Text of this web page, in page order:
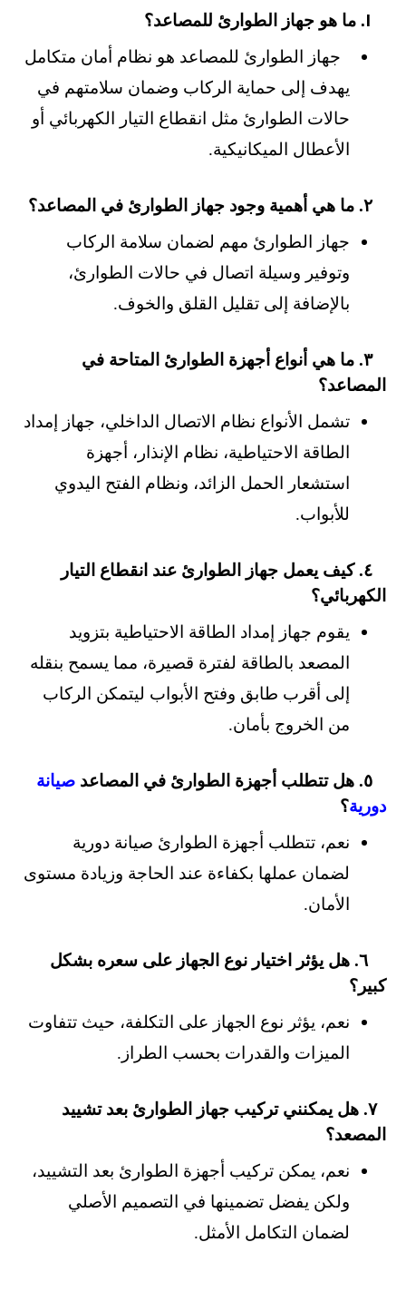
ما هو جهاز الطوارئ للمصاعد؟
جهاز الطوارئ للمصاعد هو نظام أمان متكامل
يهدف إلى حماية الركاب وضمان سلامتهم في
حالات الطوارئ مثل انقطاع التيار الكهربائي أو
الأعطال الميكانيكية.
٢. ما هي أهمية وجود جهاز الطوارئ في المصاعد؟
جهاز الطوارئ مهم لضمان سلامة الركاب
وتوفير وسيلة اتصال في حالات الطوارئ،
بالإضافة إلى تقليل القلق والخوف.
٣. ما هي أنواع أجهزة الطوارئ المتاحة في
المصاعد؟
تشمل الأنواع نظام الاتصال الداخلي، جهاز إمداد
الطاقة الاحتياطية، نظام الإنذار، أجهزة
استشعار الحمل الزائد، ونظام الفتح اليدوي
للأبواب.
٤. كيف يعمل جهاز الطوارئ عند انقطاع التيار
الكهربائي؟
يقوم جهاز إمداد الطاقة الاحتياطية بتزويد
المصعد بالطاقة لفترة قصيرة، مما يسمح بنقله
إلى أقرب طابق وفتح الأبواب ليتمكن الركاب
من الخروج بأمان.
٥. هل تتطلب أجهزة الطوارئ في المصاعد
صيانة
دورية؟
نعم، تتطلب أجهزة الطوارئ صيانة دورية
لضمان عملها بكفاءة عند الحاجة وزيادة مستوى
الأمان.
٦. هل يؤثر اختيار نوع الجهاز على سعره بشكل
كبير؟
نعم، يؤثر نوع الجهاز على التكلفة، حيث تتفاوت
الميزات والقدرات بحسب الطراز.
٧. هل يمكنني تركيب جهاز الطوارئ بعد تشييد
المصعد؟
نعم، يمكن تركيب أجهزة الطوارئ بعد التشييد،
ولكن يفضل تضمينها في التصميم الأصلي
لضمان التكامل الأمثل.